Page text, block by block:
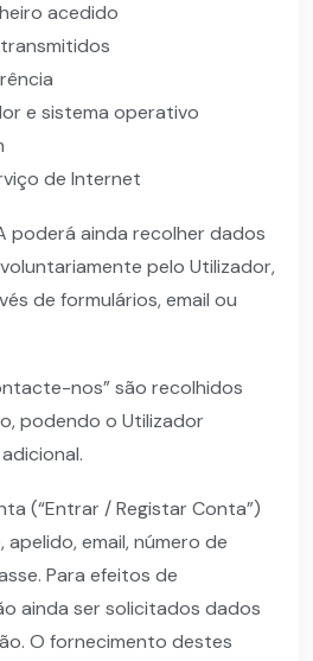
acedido
e sistema operativo
de Internet
poderá ainda recolher dados
pelo Utilizador,
de formulários, email ou
nos” são recolhidos
podendo o Utilizador
(“Entrar / Registar Conta”)
email, número de
Para efeitos de
ainda ser solicitados dados
O fornecimento destes